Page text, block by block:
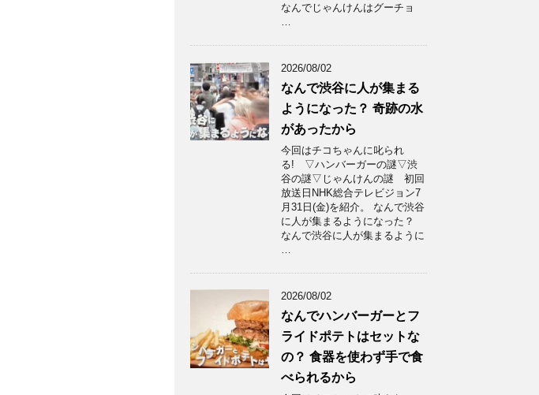
なんでじゃんけんはグーチョ
…
2026/08/02
なんで渋谷に人が集まる
ようになった？ 奇跡の水
があったから
今回はチコちゃんに叱られ
る! ▽ハンバーガーの謎▽渋
谷の謎▽じゃんけんの謎 初回
放送日NHK総合テレビジョン7
月31日(金)を紹介。 なんで渋谷
に人が集まるようになった？
なんで渋谷に人が集まるように
…
2026/08/02
なんでハンバーガーとフ
ライドポテトはセットな
の？ 食器を使わず手で食
べられるから